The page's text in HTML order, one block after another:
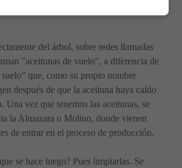
del árbol, sobre redes llamadas
"aceitunas de vuelo", a diferencia de
que, como su propio nombre
después de que la aceituna haya caído
Una vez que tenemos las aceitunas, se
la Almazara o Molino, donde vienen
de entrar en el proceso de producción.
se hace luego? Pues limpiarlas. Se